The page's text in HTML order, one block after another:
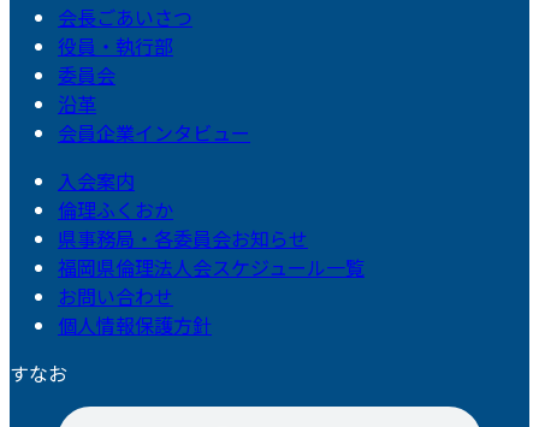
会長ごあいさつ
役員・執行部
委員会
沿革
会員企業インタビュー
入会案内
倫理ふくおか
県事務局・各委員会お知らせ
福岡県倫理法人会スケジュール一覧
お問い合わせ
個人情報保護方針
すなお